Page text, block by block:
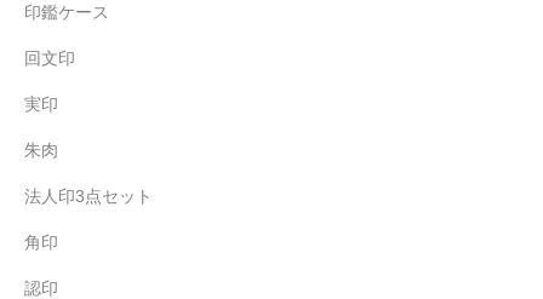
印鑑ケース
回文印
実印
朱肉
法人印3点セット
角印
認印